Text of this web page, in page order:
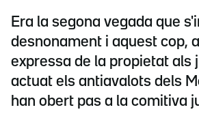
Era la segona vegada que
desnonament i aquest cop,
expressa de la propietat als
actuat els antiavalots dels
han obert pas a la comitiva